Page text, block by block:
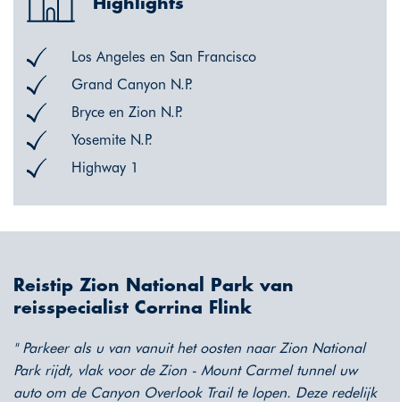
Los Angeles en San Francisco
Grand Canyon N.P.
Bryce en Zion N.P.
Yosemite N.P.
Highway 1
Reistip Zion National Park van
reisspecialist Corrina Flink
" Parkeer als u van vanuit het oosten naar Zion National
Park rijdt, vlak voor de Zion - Mount Carmel tunnel uw
auto om de Canyon Overlook Trail te lopen. Deze redelijk